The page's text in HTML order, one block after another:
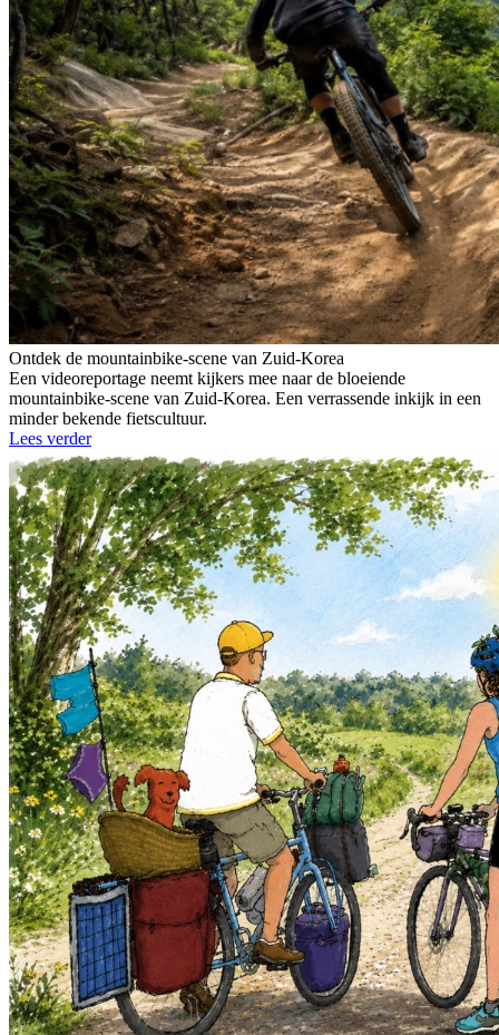
Ontdek de mountainbike-scene van Zuid-Korea
Een videoreportage neemt kijkers mee naar de bloeiende
mountainbike-scene van Zuid-Korea. Een verrassende inkijk in een
minder bekende fietscultuur.
Lees verder